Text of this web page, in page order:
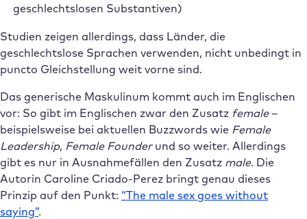
geschlechtslosen Substantiven)
Studien zeigen allerdings, dass Länder, die
geschlechtslose Sprachen verwenden, nicht unbedingt in
puncto Gleichstellung weit vorne sind.
Das generische Maskulinum kommt auch im Englischen
vor: So gibt im Englischen zwar den Zusatz female–
beispielsweise bei aktuellen Buzzwords wie Female
Leadership, Female Founderund so weiter. Allerdings
gibt es nur in Ausnahmefällen den Zusatz male. Die
Autorin Caroline Criado-Perez bringt genau dieses
Prinzip auf den Punkt: “The male sex goes without
saying”.